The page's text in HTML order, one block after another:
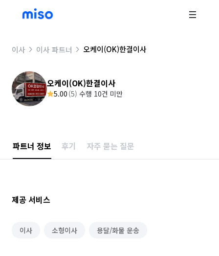
이사 이사 파트너 오케이(OK)한결이사
오케이(OK)한결이사
5.00 (5) 수행 10건 미만
파트너 정보 후기 자주 묻는 질문
제공 서비스
이사 소형이사 용달/화물 운송